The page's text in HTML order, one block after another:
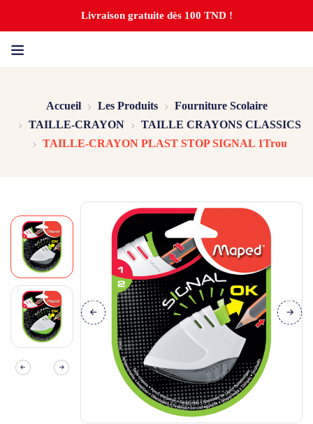
Livraison gratuite dès 100 TND !
Accueil Les Produits
Fourniture Scolaire
TAILLE-CRAYON
TAILLE CRAYONS CLASSICS
TAILLE-CRAYON PLAST STOP SIGNAL 1Trou